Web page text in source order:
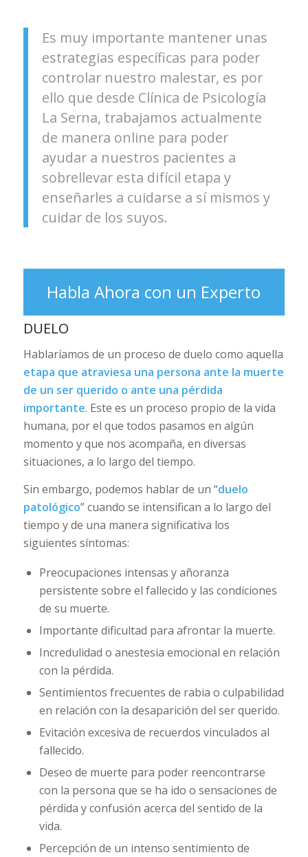
Es muy importante mantener unas
estrategias específicas para poder
controlar nuestro malestar, es por
ello que desde Clínica de Psicología
La Serna, trabajamos actualmente
de manera online para poder
ayudar a nuestros pacientes a
sobrellevar esta difícil etapa y
enseñarles a cuidarse a sí mismos y
cuidar de los suyos.
Habla Ahora con un Experto
DUELO
Hablaríamos de un proceso de duelo como aquella
etapa que atraviesa una persona ante la muerte
de un ser querido o ante una pérdida
importante. Este es un proceso propio de la vida
humana, por el que todos pasamos en algún
momento y que nos acompaña, en diversas
situaciones, a lo largo del tiempo.
Sin embargo, podemos hablar de un “duelo
patológico” cuando se intensifican a lo largo del
tiempo y de una manera significativa los
siguientes síntomas:
Preocupaciones intensas y añoranza
persistente sobre el fallecido y las condiciones
de su muerte.
Importante dificultad para afrontar la muerte.
Incredulidad o anestesia emocional en relación
con la pérdida.
Sentimientos frecuentes de rabia o culpabilidad
en relación con la desaparición del ser querido.
Evitación excesiva de recuerdos vinculados al
fallecido.
Deseo de muerte para poder reencontrarse
con la persona que se ha ido o sensaciones de
pérdida y confusión acerca del sentido de la
vida.
Percepción de un intenso sentimiento de